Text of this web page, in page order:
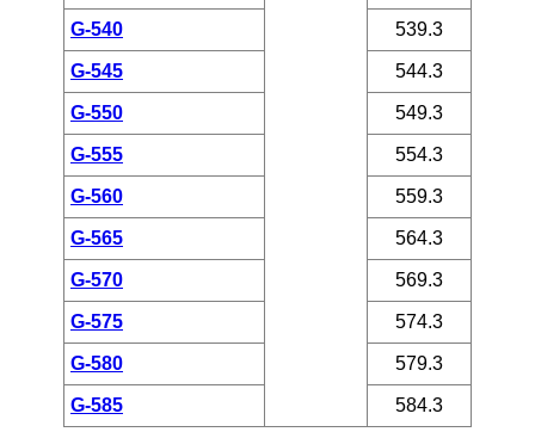
G-540 539.3
G-545 544.3
G-550 549.3
G-555 554.3
G-560 559.3
G-565 564.3
G-570 569.3
G-575 574.3
G-580 579.3
G-585 584.3